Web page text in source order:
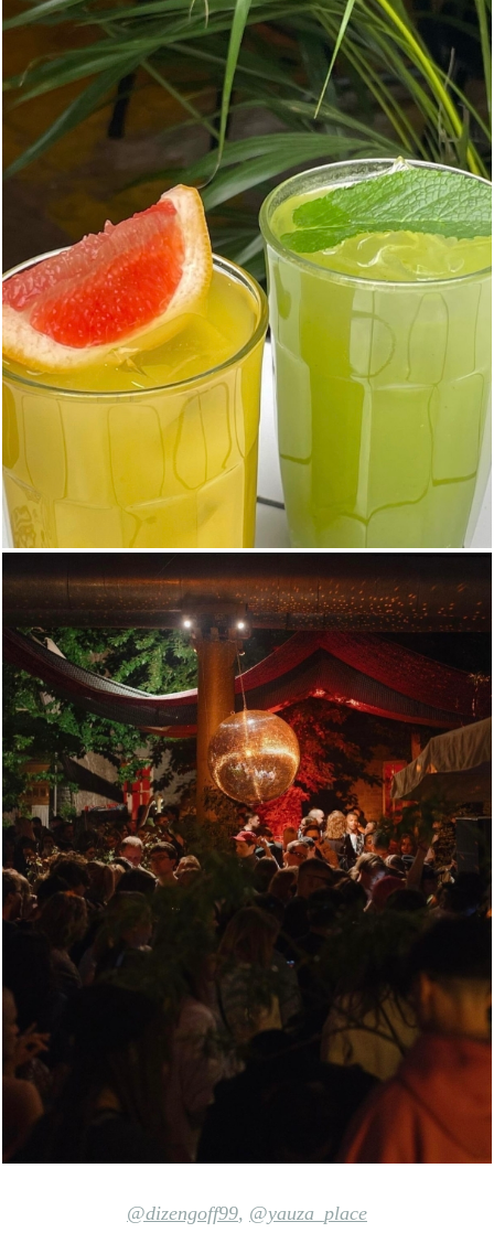
@dizengoff99, @yauza_place